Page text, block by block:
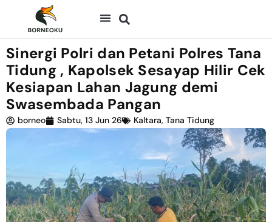
Sinergi Polri dan Petani Polres Tana
Tidung , Kapolsek Sesayap Hilir Cek
Kesiapan Lahan Jagung demi
Swasembada Pangan
borneo Sabtu, 13 Jun 26 Kaltara, Tana Tidung